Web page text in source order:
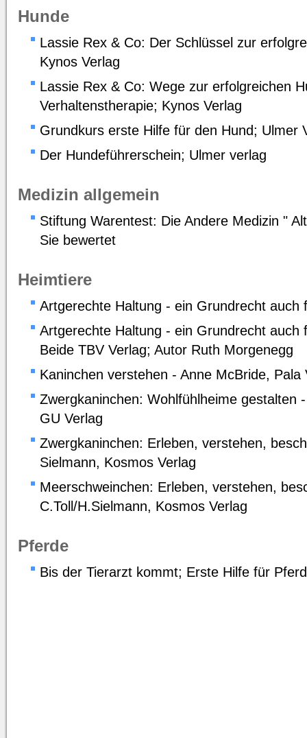
Hunde
Lassie Rex & Co: Der Schlüssel zur
Kynos Verlag
Lassie Rex & Co: Wege zur erfolgreichen
Verhaltenstherapie; Kynos Verlag
Grundkurs erste Hilfe für den Hund; Ulmer
Der Hundeführerschein; Ulmer verlag
Medizin allgemein
Stiftung Warentest: Die Andere Medizin "
Sie bewertet
Heimtiere
Artgerechte Haltung - ein Grundrecht auch
Artgerechte Haltung - ein Grundrecht auch
Beide TBV Verlag; Autor Ruth Morgenegg
Kaninchen verstehen - Anne McBride, Pala
Zwergkaninchen: Wohlfühlheime gestalten
GU Verlag
Zwergkaninchen: Erleben, verstehen,
Sielmann, Kosmos Verlag
Meerschweinchen: Erleben, verstehen,
C.Toll/H.Sielmann, Kosmos Verlag
Pferde
Bis der Tierarzt kommt; Erste Hilfe für